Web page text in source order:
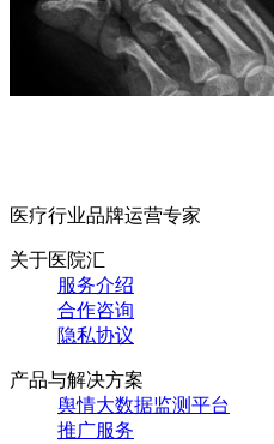
医疗行业品牌运营专家
关于医院汇
服务介绍
合作咨询
隐私协议
产品与解决方案
舆情大数据监测平台
推广服务